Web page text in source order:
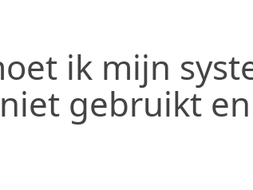
ik mijn
gebruikt